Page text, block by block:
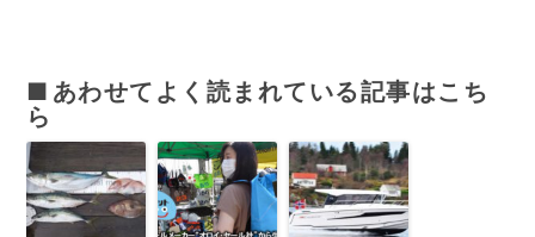
あわせてよく読まれている記事はこち
ら